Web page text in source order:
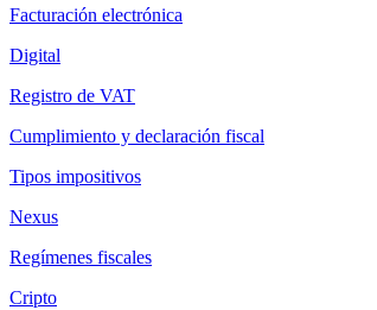
Facturación electrónica
Digital
Registro de VAT
Cumplimiento y declaración fiscal
Tipos impositivos
Nexus
Regímenes fiscales
Cripto